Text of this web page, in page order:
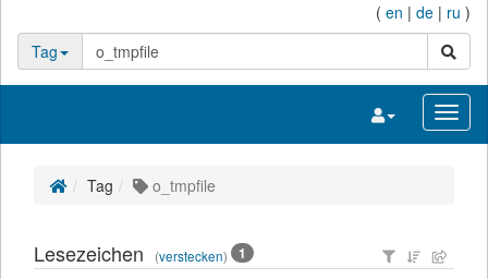
( en | de | ru )
Tag
Suche
Navigation
Tag o_tmpfile
Lesezeichen (verstecken) 1